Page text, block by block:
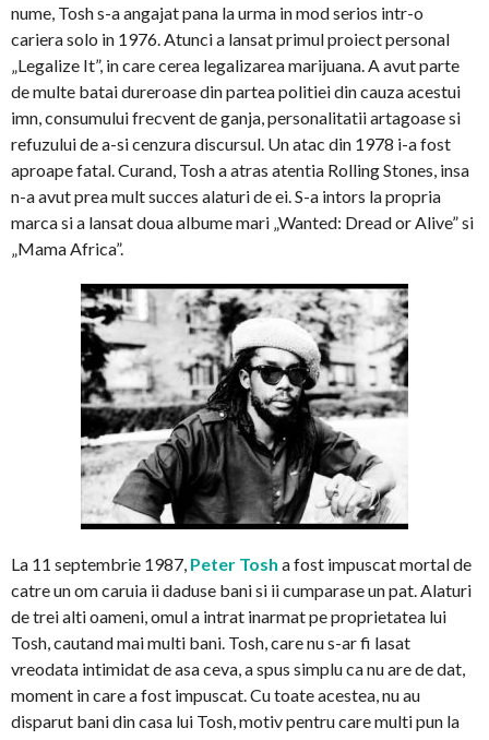
nume, Tosh s-a angajat pana la urma in mod serios intr-o
cariera solo in 1976. Atunci a lansat primul proiect personal
„Legalize It”, in care cerea legalizarea marijuana. A avut parte
de multe batai dureroase din partea politiei din cauza acestui
imn, consumului frecvent de ganja, personalitatii artagoase si
refuzului de a-si cenzura discursul. Un atac din 1978 i-a fost
aproape fatal. Curand, Tosh a atras atentia Rolling Stones, insa
n-a avut prea mult succes alaturi de ei. S-a intors la propria
marca si a lansat doua albume mari „Wanted: Dread or Alive” si
„Mama Africa”.
La 11 septembrie 1987, Peter Tosh a fost impuscat mortal de
catre un om caruia ii daduse bani si ii cumparase un pat. Alaturi
de trei alti oameni, omul a intrat inarmat pe proprietatea lui
Tosh, cautand mai multi bani. Tosh, care nu s-ar fi lasat
vreodata intimidat de asa ceva, a spus simplu ca nu are de dat,
moment in care a fost impuscat. Cu toate acestea, nu au
disparut bani din casa lui Tosh, motiv pentru care multi pun la